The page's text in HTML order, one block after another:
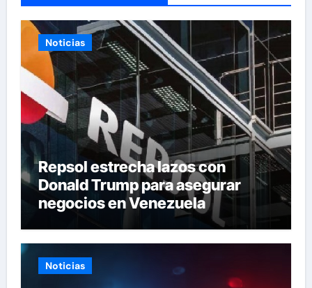
Noticias
Repsol estrecha lazos con
Donald Trump para asegurar
negocios en Venezuela
Noticias